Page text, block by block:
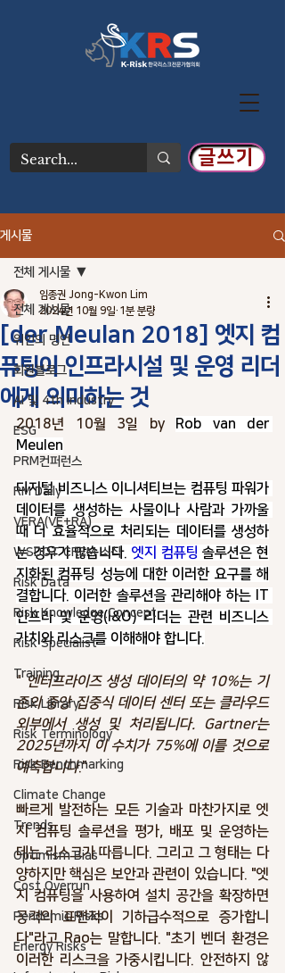
글쓰기
게시물
전체 게시물
위인의 명언
회원블로그
AI 및 4th industry
ESG
PRM컨퍼런스
RM Daily
VERA(VE+RA)
WSDOT CREM 소식
Risk Data
Risk Knowledge.Concept
Risk Specialist
Training
Risk Library
Risk Terminology
Risk Benchmarking
Climate Change
Trends
Optimism Bias
Cost Overrun
Pendemic Risks
Energy Risks
전체 게시물
[der Meulan 2018] 엣지 컴
퓨팅이 인프라시설 및 운영 리더
에게 의미하는 것
임종권 Jong-Kwon Lim
2024년 10월 9일 1분 분량
2018년 10월 3일 by
Rob van der
Meulen
디지털 비즈니스 이니셔티브는 컴퓨팅 파워가
데이터를 생성하는 사물이나 사람과 가까울
때 더 효율적으로 처리되는 데이터를 생성하
는 경우가 많습니다. 엣지 컴퓨팅 솔루션은 현
지화된 컴퓨팅 성능에 대한 이러한 요구를 해
결합니다. 이러한 솔루션을 관리해야 하는 IT
인프라 및 운영(I&O) 리더는 관련 비즈니스
가치와 리스크를 이해해야 합니다.
" 엔터프라이즈 생성 데이터의 약 10%는 기
존의 중앙 집중식 데이터 센터 또는 클라우드
외부에서 생성 및 처리됩니다. Gartner는
2025년까지 이 수치가 75%에 이를 것으로
예측합니다."
빠르게 발전하는 모든 기술과 마찬가지로 엣
지 컴퓨팅 솔루션을 평가, 배포 및 운영하는
데는 리스크가 따릅니다. 그리고 그 형태는 다
양하지만 핵심은 보안과 관련이 있습니다. "엣
지 컴퓨팅을 사용하여 설치 공간을 확장하면
공격의 표면적이 기하급수적으로 증가합니
다"라고 Rao는 말합니다. "초기 벤더 환경은
이러한 리스크을 가중시킵니다. 안전하지 않